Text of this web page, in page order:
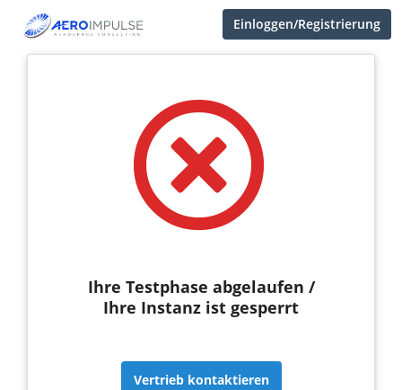
Einloggen/Registrierung
Ihre Testphase abgelaufen /
Ihre Instanz ist gesperrt
Vertrieb kontaktieren